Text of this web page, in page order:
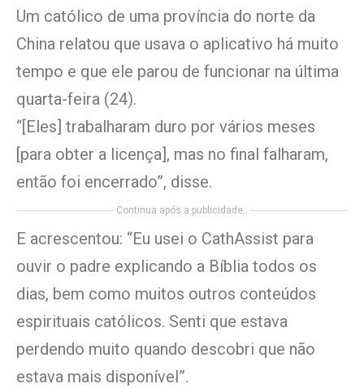
Um católico de uma província do norte da
China relatou que usava o aplicativo há muito
tempo e que ele parou de funcionar na última
quarta-feira (24).
“[Eles] trabalharam duro por vários meses
[para obter a licença], mas no final falharam,
então foi encerrado”, disse.
Continua após a publicidade..
E acrescentou: “Eu usei o CathAssist para
ouvir o padre explicando a Bíblia todos os
dias, bem como muitos outros conteúdos
espirituais católicos. Senti que estava
perdendo muito quando descobri que não
estava mais disponível”.